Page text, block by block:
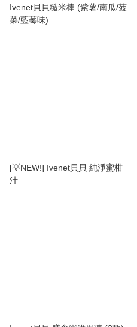
Ivenet貝貝糙米棒 (紫薯/南瓜/菠
菜/藍莓味)
[💡NEW!] Ivenet貝貝 純淨蜜柑
汁